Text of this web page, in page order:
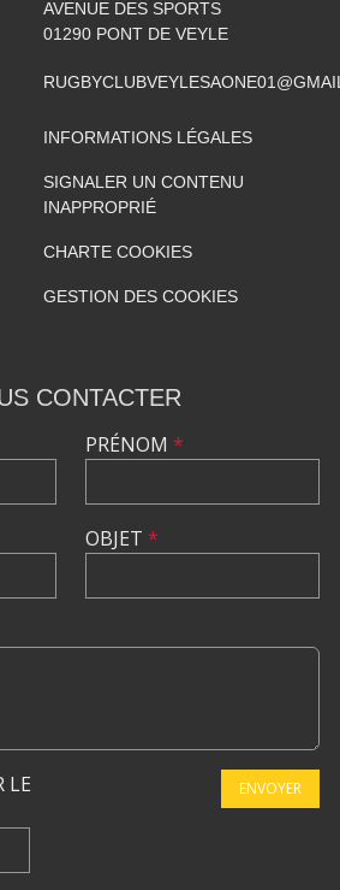
AVENUE DES SPORTS
01290 PONT DE VEYLE
INFORMATIONS LÉGALES
SIGNALER UN CONTENU
INAPPROPRIÉ
CHARTE COOKIES
GESTION DES COOKIES
CONTACTER
PRÉNOM *
OBJET *
LE
ENVOYER